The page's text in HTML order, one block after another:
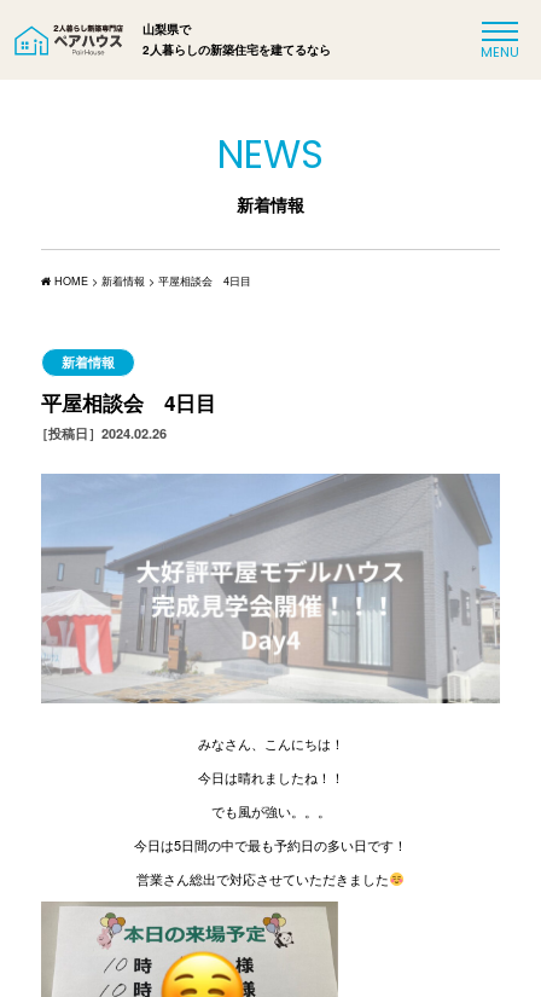
山梨県で
2人暮らしの新築住宅を建てるなら
NEWS
新着情報
HOME >新着情報 >平屋相談会 4日目
新着情報
平屋相談会 4日目
［投稿日］2024.02.26
みなさん、こんにちは！
今日は晴れましたね！！
でも風が強い。。。
今日は5日間の中で最も予約日の多い日です！
営業さん総出で対応させていただきました